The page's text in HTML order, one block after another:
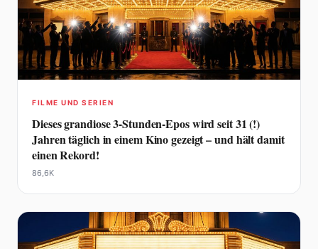
FILME UND SERIEN
Dieses grandiose 3-Stunden-Epos wird seit 31 (!)
Jahren täglich in einem Kino gezeigt – und hält damit
einen Rekord!
86,6K